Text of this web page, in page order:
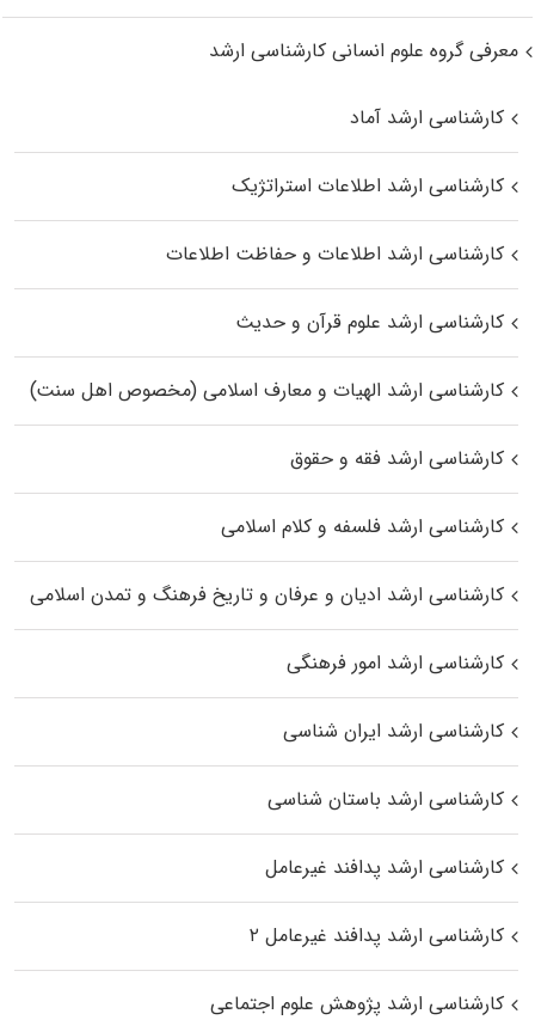
معرفی گروه علوم انسانی کارشناسی ارشد
کارشناسی ارشد آماد
کارشناسی ارشد اطلاعات استراتژیک
کارشناسی ارشد اطلاعات و حفاظت اطلاعات
کارشناسی ارشد علوم قرآن و حدیث
کارشناسی ارشد الهیات و معارف اسلامی (مخصوص اهل سنت)
کارشناسی ارشد فقه و حقوق
کارشناسی ارشد فلسفه و کلام اسلامی
کارشناسی ارشد ادیان و عرفان و تاریخ فرهنگ و تمدن اسلامی
کارشناسی ارشد امور فرهنگی
کارشناسی ارشد ایران شناسی
کارشناسی ارشد باستان شناسی
کارشناسی ارشد پدافند غیرعامل
کارشناسی ارشد پدافند غیرعامل ۲
کارشناسی ارشد پژوهش علوم اجتماعی